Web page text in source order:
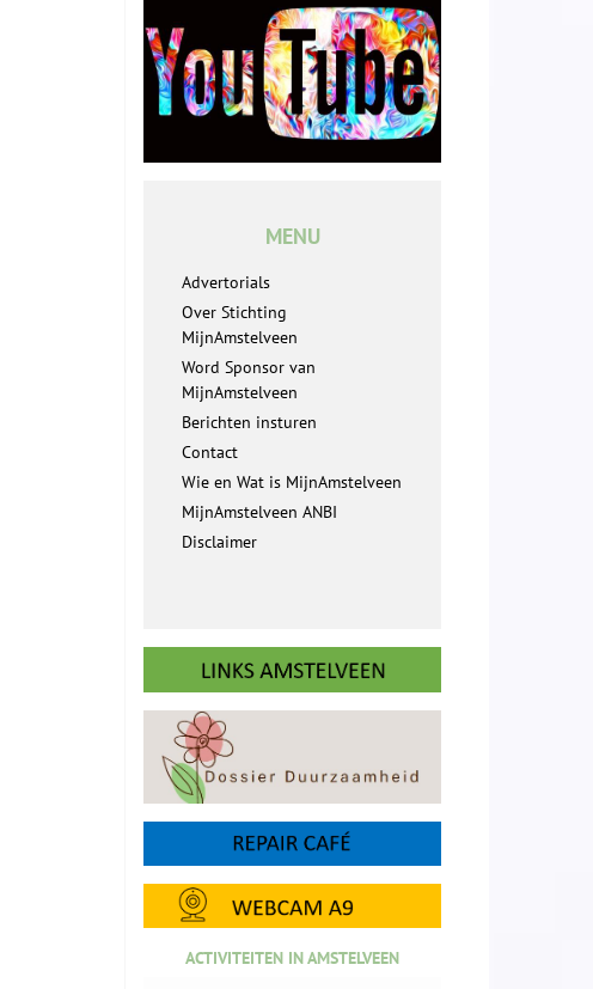
MENU
Advertorials
Over Stichting
MijnAmstelveen
Word Sponsor van
MijnAmstelveen
Berichten insturen
Contact
Wie en Wat is MijnAmstelveen
MijnAmstelveen ANBI
Disclaimer
ACTIVITEITEN IN AMSTELVEEN